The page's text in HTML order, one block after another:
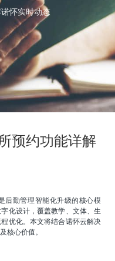
怀实时动态
预约功能详解
后勤管理智能化升级的核心模
化设计，覆盖教学、文体、生
优化。本文将结合诺怀云解决
核心价值。